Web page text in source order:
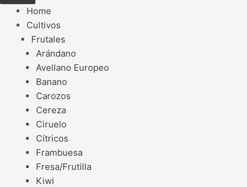
Home
Cultivos
Frutales
Arándano
Avellano Europeo
Banano
Carozos
Cereza
Ciruelo
Cítricos
Frambuesa
Fresa/Frutilla
Kiwi